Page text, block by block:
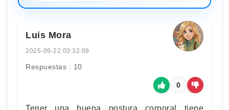
Luis Mora
2025-09-22 03:32:09
Respuestas : 10
0
Tener una buena postura corporal tiene